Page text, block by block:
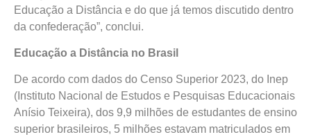
Educação a Distância e do que já temos discutido dentro
da confederação”, conclui.
Educação a Distância no Brasil
De acordo com dados do Censo Superior 2023, do Inep
(Instituto Nacional de Estudos e Pesquisas Educacionais
Anísio Teixeira), dos 9,9 milhões de estudantes de ensino
superior brasileiros, 5 milhões estavam matriculados em